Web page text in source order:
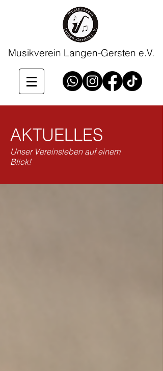
Musikverein Langen-Gersten e.V.
AKTUELLES
Unser Vereinsleben auf einem
Blick!